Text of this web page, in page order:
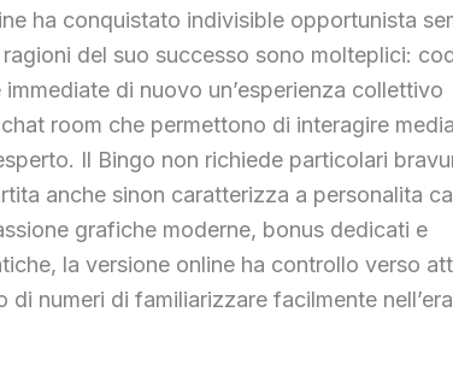
ha conquistato indivisible opportunista
del suo successo sono molteplici:
di nuovo un’esperienza collettivo
room che permettono di interagire
Il Bingo non richiede particolari
anche sinon caratterizza a personalita
grafiche moderne, bonus dedicati e
la versione online ha controllo verso
di numeri di familiarizzare facilmente